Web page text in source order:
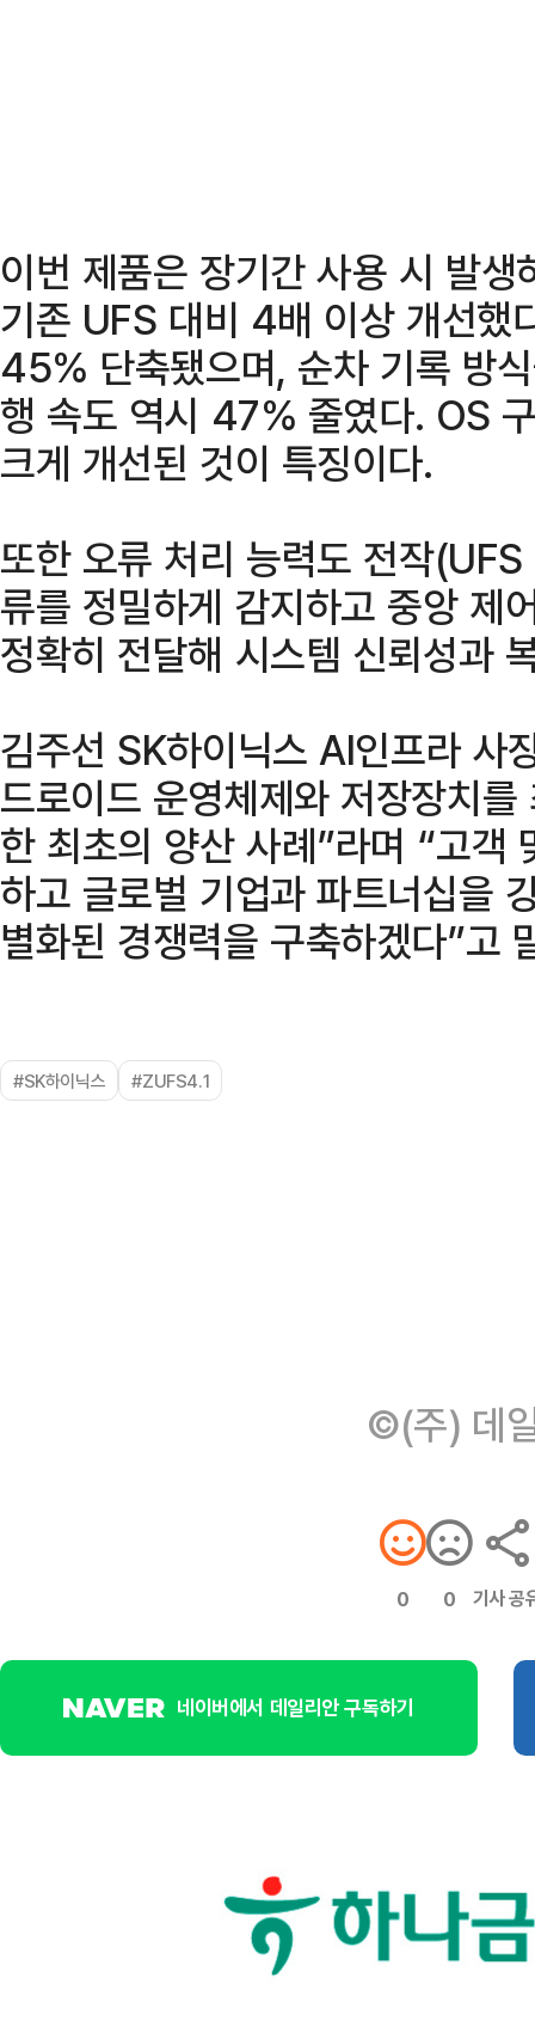
이번 제품은 장기간 사용 시 발
기존 UFS 대비 4배 이상 개선했
45% 단축됐으며, 순차 기록 방
행 속도 역시 47% 줄였다. OS
크게 개선된 것이 특징이다.
또한 오류 처리 능력도 전작
류를 정밀하게 감지하고 중앙 제
정확히 전달해 시스템 신뢰성과
김주선 SK하이닉스 AI인프라
드로이드 운영체제와 저장장치
한 최초의 양산 사례”라며 “고객
하고 글로벌 기업과 파트너십을
별화된 경쟁력을 구축하겠다”고
#SK하이닉스 #ZUFS4.1
©(주) 데
0 0 기사 공
네이버에서 데일리안 구독하기